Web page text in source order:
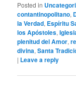
Posted in
contantinopolitano,
la Verdad, Espíritu
los Apóstoles,
plenitud del Amor,
divina,Santa
| Leave a reply